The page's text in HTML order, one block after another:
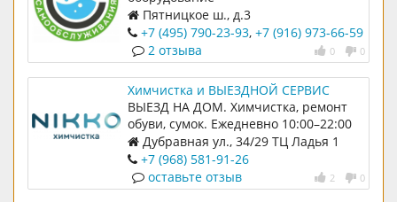
Пятницкое ш., д.3
+7 (495) 790-23-93, +7 (916) 973-66-59
0 0
2 отзыва
Химчистка и ВЫЕЗДНОЙ СЕРВИС
Nikko
ВЫЕЗД НА ДОМ. Химчистка, ремонт
обуви, сумок. Ежедневно 10:00–22:00
Дубравная ул., 34/29 ТЦ Ладья 1
этаж+7 (968) 581-91-26
2 0
оставьте отзыв